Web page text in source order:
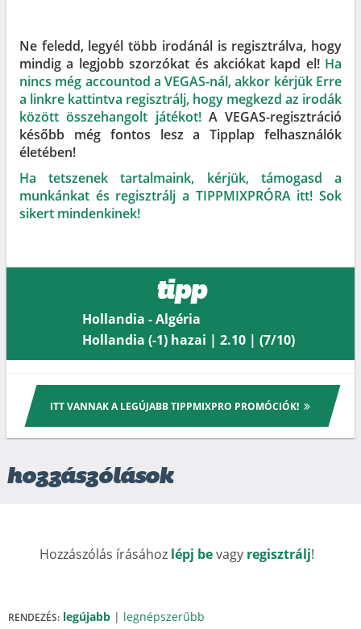
Ne feledd, legyél több irodánál is regisztrálva, hogy
mindig a legjobb szorzókat és akciókat kapd el! Ha
nincs még accountod a VEGAS-nál, akkor kérjük Erre
a linkre kattintva regisztrálj, hogy megkezd az irodák
között összehangolt játékot! A VEGAS-regisztráció
később még fontos lesz a Tipplap felhasználók
életében!
Ha tetszenek tartalmaink, kérjük, támogasd a
munkánkat és regisztrálj a TIPPMIXPRÓRA itt! Sok
sikert mindenkinek!
tipp
Hollandia - Algéria
Hollandia (-1) hazai | 2.10 | (7/10)
ITT VANNAK A LEGÚJABB TIPPMIXPRO PROMÓCIÓK!
hozzászólások
Hozzászólás írásához lépj bevagy regisztrálj!
RENDEZÉS: legújabb | legnépszerűbb